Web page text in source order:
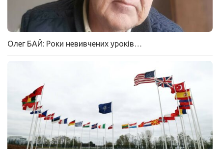
Олег БАЙ: Роки невивчених уроків…